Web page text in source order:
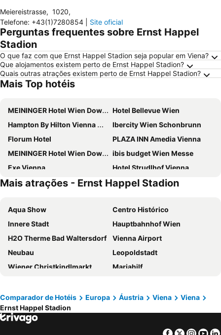
Meiereistrasse, 1020,
Telefone: +43(1)7280854 Site oficial
Perguntas frequentes sobre Ernst Happel
Stadion
O que faz com que Ernst Happel Stadion seja popular em Viena?
Que alojamentos existem perto de Ernst Happel Stadion?
Quais outras atrações existem perto de Ernst Happel Stadion?
Mais Top hotéis
MEININGER Hotel Wien Downtown Franz
Hotel Bellevue Wien
Hampton By Hilton Vienna City West
Ibercity Wien Schonbrunn
Florum Hotel
PLAZA INN Amedia Vienna
MEININGER Hotel Wien Downtown Sissi
ibis budget Wien Messe
Exe Vienna
Hotel Strudlhof Vienna
ibis Wien Mariahilf
H+ Hotel Wien
JUFA Hotel Wien City
Appartement-Hotel an der Riemergasse
Melia Vienna
Doubletree by Hilton Vienna Schonbrunn
Hotel Post Wien
a&o Wien Hauptbahnhof
ibis budget Wien Sankt Marx
NH Wien City
Holiday Inn Vienna City By Ihg
ibis Styles Wien Messe Prater
Aparthotel Adagio Vienna City
Hotel Schani Wien Hauptbahnhof
NH Wien Belvedere
Garner Hotel Vienna by IHG
Mais atrações - Ernst Happel Stadion
Aqua Show
Centro Histórico
Innere Stadt
Hauptbahnhof Wien
H2O Therme Bad Waltersdorf
Vienna Airport
Neubau
Leopoldstadt
Wiener Christkindlmarkt
Mariahilf
Staatsoper
Liesing
Wien Mitte - The Mall
Rathauspark
Comparador de Hotéis Europa Áustria Viena
Viena
Ernst Happel Stadion
Facebook
Twitter